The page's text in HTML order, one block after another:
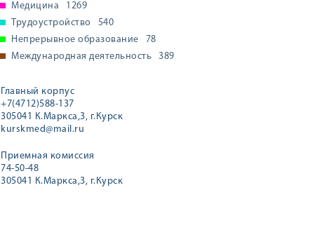
Медицина
1269
Трудоустройство
540
Непрерывное образование
78
Международная деятельность
389
Главный корпус
+7(4712)588-137
305041 К.Маркса,3, г.Курск
kurskmed@mail.ru
Приемная комиссия
74-50-48
305041 К.Маркса,3, г.Курск